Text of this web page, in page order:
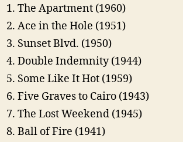
The Apartment (1960)
Ace in the Hole (1951)
Sunset Blvd. (1950)
Double Indemnity (1944)
Some Like It Hot (1959)
Five Graves to Cairo (1943)
The Lost Weekend (1945)
Ball of Fire (1941)